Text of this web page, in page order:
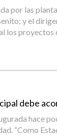
por las
y el
los
debe
hace
“Como